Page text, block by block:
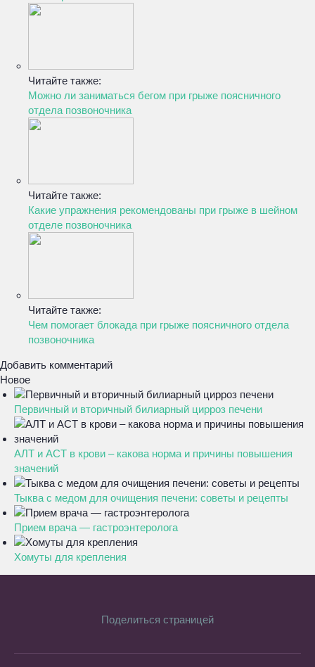
Читайте также:
Можно ли заниматься бегом при грыже поясничного
отдела позвоночника
Читайте также:
Какие упражнения рекомендованы при грыже в шейном
отделе позвоночника
Читайте также:
Чем помогает блокада при грыже поясничного отдела
позвоночника
Добавить комментарий
Новое
Первичный и вторичный билиарный цирроз печени
АЛТ и АСТ в крови – какова норма и причины повышения
значений
Тыква с медом для очищения печени: советы и рецепты
Прием врача — гастроэнтеролога
Хомуты для крепления
Поделиться страницей